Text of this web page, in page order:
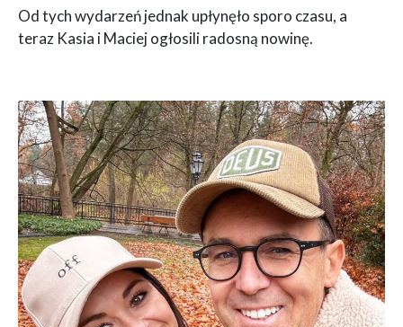
Od tych wydarzeń jednak upłynęło sporo czasu, a
teraz Kasia i Maciej ogłosili radosną nowinę.